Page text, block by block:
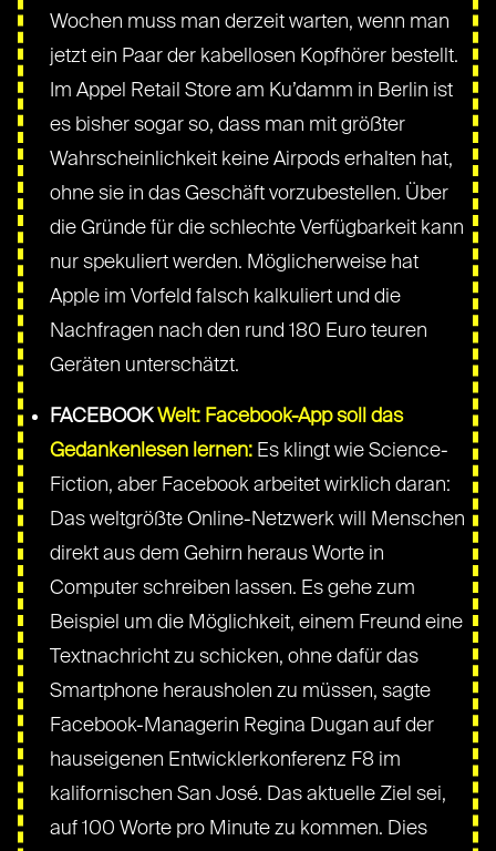
Wochen muss man derzeit warten, wenn man
jetzt ein Paar der kabellosen Kopfhörer bestellt.
Im Appel Retail Store am Ku’damm in Berlin ist
es bisher sogar so, dass man mit größter
Wahrscheinlichkeit keine Airpods erhalten hat,
ohne sie in das Geschäft vorzubestellen. Über
die Gründe für die schlechte Verfügbarkeit kann
nur spekuliert werden. Möglicherweise hat
Apple im Vorfeld falsch kalkuliert und die
Nachfragen nach den rund 180 Euro teuren
Geräten unterschätzt.
FACEBOOKWelt: Facebook-App soll das
Gedankenlesen lernen: Es klingt wie Science-
Fiction, aber Facebook arbeitet wirklich daran:
Das weltgrößte Online-Netzwerk will Menschen
direkt aus dem Gehirn heraus Worte in
Computer schreiben lassen. Es gehe zum
Beispiel um die Möglichkeit, einem Freund eine
Textnachricht zu schicken, ohne dafür das
Smartphone herausholen zu müssen, sagte
Facebook-Managerin Regina Dugan auf der
hauseigenen Entwicklerkonferenz F8 im
kalifornischen San José. Das aktuelle Ziel sei,
auf 100 Worte pro Minute zu kommen. Dies